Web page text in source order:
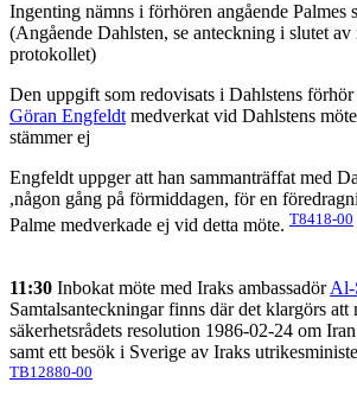
Ingenting nämns i förhören angående Palmes
(Angående Dahlsten, se anteckning i slutet
protokollet)
Den uppgift som redovisats i Dahlstens förhör
Göran Engfeldtmedverkat vid Dahlstens
stämmer ej
Engfeldt uppger att han sammanträffat med
,någon gång på förmiddagen, för en
Palme medverkade ej vid detta möte. T8418-00
11:30 Inbokat möte med Iraks ambassadörAl-
Samtalsanteckningar finns där det klargörs att
säkerhetsrådets resolution 1986-02-24 om
samt ett besök i Sverige av Iraks
TB12880-00